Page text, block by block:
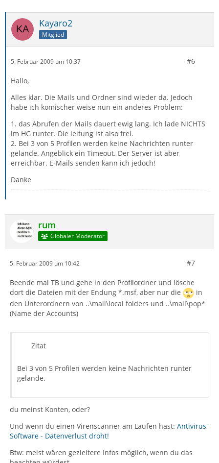
Kayaro2
Mitglied
5. Februar 2009 um 10:37 #6
Hallo,
Alles klar. Die Mails und Ordner sind wieder da. Jedoch
habe ich komischer weise nun ein anderes Problem:
1. das Abrufen der Mails dauert ewig lang. Ich lade NICHTS
im HG runter. Die leitung ist also frei.
2. Bei 3 von 5 Profilen werden keine Nachrichten runter
gelande. Angeblick ein Timeout. Der Server ist aber
erreichbar. E-Mails senden kann ich jedoch!
Danke
rum
Globaler Moderator
5. Februar 2009 um 10:42 #7
Beende mal TB und gehe in den Profilordner und lösche
dort die Dateien mit der Endung *.msf, aber nur die
in
den Unterordnern von ..\mail\local folders und ..\mail\pop*
(Name der Accounts)
Zitat
Bei 3 von 5 Profilen werden keine Nachrichten runter
gelande.
du meinst Konten, oder?
Und wenn du einen Virenscanner am Laufen hast: Antivirus-
Software - Datenverlust droht!
Btw: meist wären gezieltere Infos möglich, wenn du das